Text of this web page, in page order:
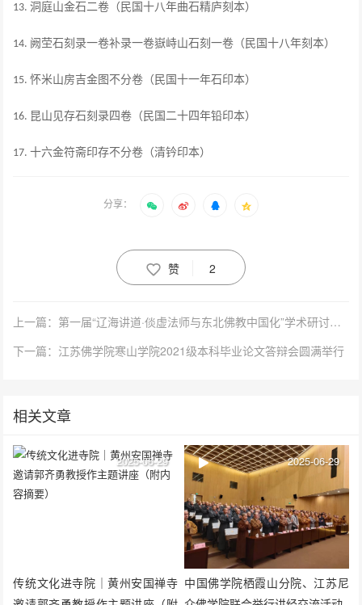
13.洞庭山金石二卷（民国十八年曲石精庐刻本）
14. 阙茔石刻录一卷补录一卷嶽峙山石刻一卷（民国十八年刻本）
15.怀米山房吉金图不分卷（民国十一年石印本）
16. 昆山见存石刻录四卷（民国二十四年铅印本）
17.十六金符斋印存不分卷（清钤印本）
分享：
赞 2
上一篇：第一届“辽海讲道·倓虚法师与东北佛教中国化”学术研讨会在营口楞严禅寺举办
下一篇：江苏佛学院寒山学院2021级本科毕业论文答辩会圆满举行
相关文章
传统文化进寺院｜黄州安国禅寺
2025-06-29
中国佛学院栖霞山分院、江苏尼
2025-06-29